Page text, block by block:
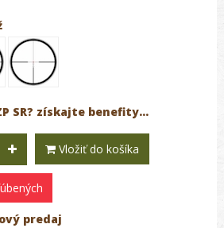
SR? získajte benefity...
Vložiť do košíka